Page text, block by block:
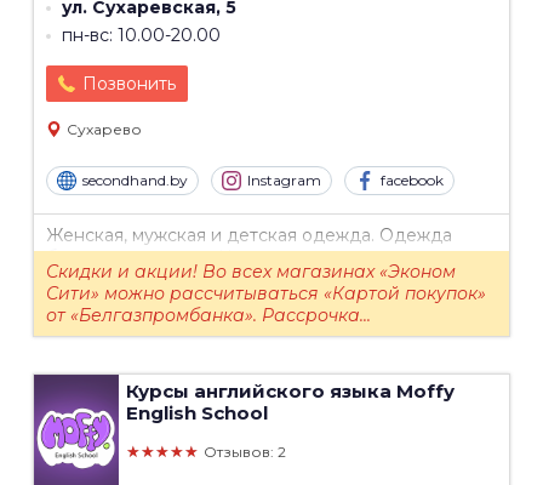
ул. Сухаревская, 5
пн-вс: 10.00-20.00
Позвонить
Сухарево
secondhand.by Instagram facebook
Женская, мужская и детская одежда. Одежда
больших размеров. Чулочно-носочные изделия.
Обувь.
Скидки и акции! Во всех магазинах «Эконом
Сити» можно рассчитываться «Картой покупок»
от «Белгазпромбанка». Рассрочка...
Курсы английского языка Moffy
English School
★★★★★ Отзывов: 2